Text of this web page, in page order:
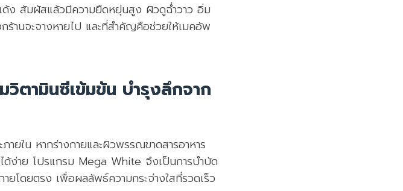
ด้ง สัมผัสแล้วมีความยืดหยุ่นสูง ผิวดูฉ่ำวาว อิ่ม
ร้านจะจางหายไป และที่สำคัญคือช่วยให้เมคอัพ
ตามินซีเข้มข้น บำรุงลึกจาก
ยใน หากร่างกายและผิวพรรณขาดสารอาหาร
ด้ง่าย โปรแกรม Mega White จึงเป็นการบำบัด
ายโดยตรง เพื่อผลลัพธ์ความกระจ่างใสที่รวดเร็ว